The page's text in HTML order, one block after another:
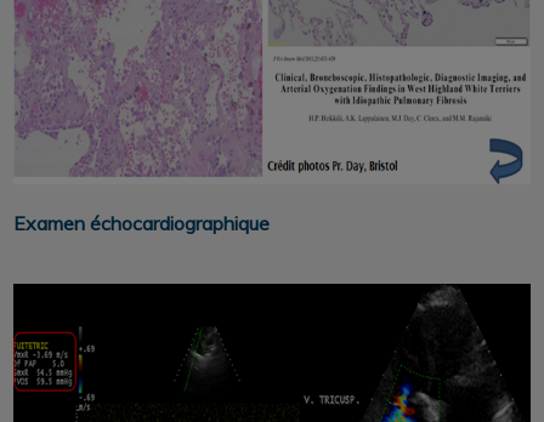
Examen échocardiographique